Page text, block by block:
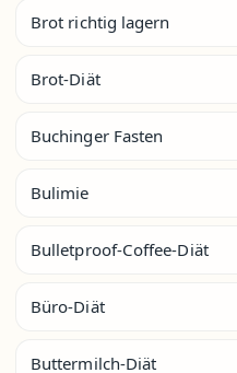
Brot richtig lagern
Brot-Diät
Buchinger Fasten
Bulimie
Bulletproof-Coffee-Diät
Büro-Diät
Buttermilch-Diät